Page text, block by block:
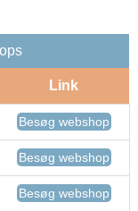
Link
Besøg webshop
Besøg webshop
Besøg webshop